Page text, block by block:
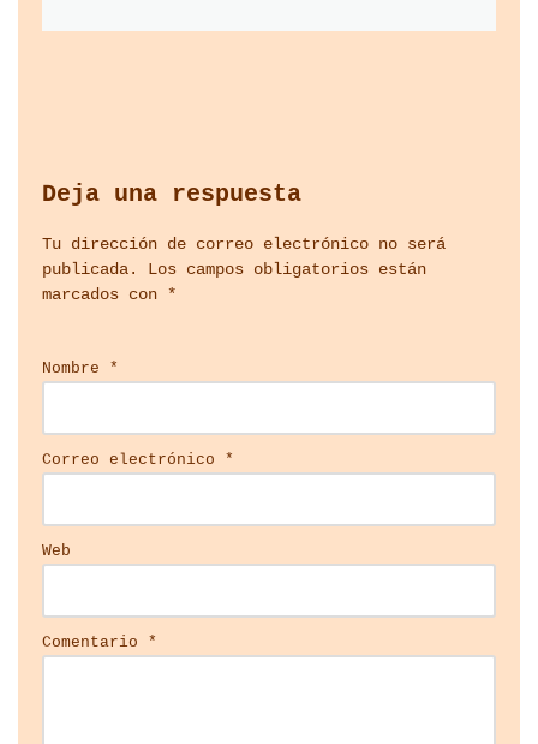
Deja una respuesta
Tu dirección de correo electrónico no será
publicada.
Los campos obligatorios están
marcados con *
Nombre *
Correo electrónico *
Web
Comentario *